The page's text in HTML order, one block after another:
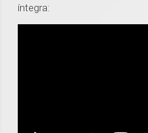
íntegra: